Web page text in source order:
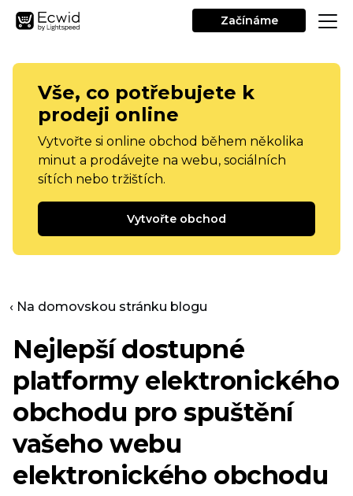
Začínáme
Vše, co potřebujete k
prodeji online
Vytvořte si online obchod během několika
minut a prodávejte na webu, sociálních
sítích nebo tržištích.
Vytvořte obchod
‹ Na domovskou stránku blogu
Nejlepší dostupné
platformy elektronického
obchodu pro spuštění
vašeho webu
elektronického obchodu